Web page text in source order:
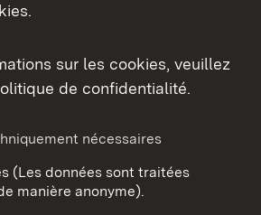
sur les cookies, veuillez
de confidentialité.
nécessaires
(Les données sont traitées
manière anonyme).